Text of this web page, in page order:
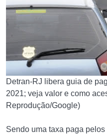
Detran-RJ libera guia de
2021; veja valor e como
Reprodução/Google)
Sendo uma taxa paga